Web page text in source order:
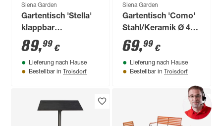
Siena Garden
Gartentisch 'Stella'
klappbar
Stahl/Keramik 68 x
60 x 41 cm
89,99 €
Lieferung nach Hause
Bestellbar in Troisdorf
Siena Garden
Gartentisch 'Como'
Stahl/Keramik Ø 41
x 74 cm
69,99 €
Lieferung nach Hause
Bestellbar in Troisdorf